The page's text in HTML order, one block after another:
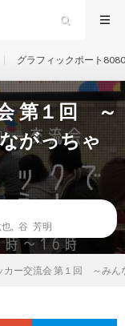
グラフィックポート
第１回 ～
がっちゃ
谷 芳明
カー交流会 第１回 ～みん